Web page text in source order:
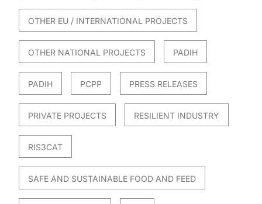
OTHER EU / INTERNATIONAL PROJECTS
OTHER NATIONAL PROJECTS PADIH
PADIH PCPP PRESS RELEASES
PRIVATE PROJECTS RESILIENT INDUSTRY
RIS3CAT
SAFE AND SUSTAINABLE FOOD AND FEED